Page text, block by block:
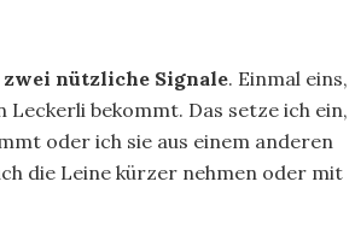
zwei nützliche Signale. Einmal eins,
Leckerli bekommt. Das setze ich ein,
oder ich sie aus einem anderen
die Leine kürzer nehmen oder mit